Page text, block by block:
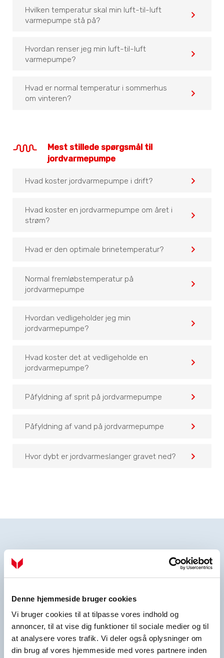
Denne hjemmeside bruger cookies
Vi bruger cookies til at tilpasse vores indhold og
annoncer, til at vise dig funktioner til sociale medier og til
at analysere vores trafik. Vi deler også oplysninger om
din brug af vores hjemmeside med vores partnere inden
Hvilken temperatur skal min luft-til-luft
varmepumpe stå på?
navigate_before
Hvordan renser jeg min luft-til-luft
varmepumpe?
navigate_before
Hvad er normal temperatur i sommerhus
om vinteren?
navigate_before
Mest stillede spørgsmål til
jordvarmepumpe
Hvad koster jordvarmepumpe i drift? navigate_before
Hvad koster en jordvarmepumpe om året i
strøm?
navigate_before
Hvad er den optimale brinetemperatur? navigate_before
Normal fremløbstemperatur på
jordvarmepumpe
navigate_before
Hvordan vedligeholder jeg min
jordvarmepumpe?
navigate_before
Hvad koster det at vedligeholde en
jordvarmepumpe?
navigate_before
Påfyldning af sprit på jordvarmepumpe navigate_before
Påfyldning af vand på jordvarmepumpe navigate_before
Hvor dybt er jordvarmeslanger gravet ned? navigate_before